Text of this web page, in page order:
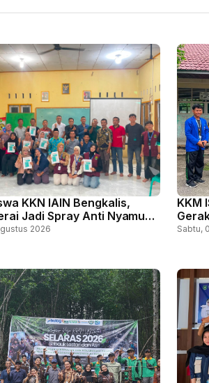
KKN IAIN Bengkalis,
Jadi Spray Anti Nyamuk,
Masyarakat Cegah DBD
2026
KKM
Sabtu,